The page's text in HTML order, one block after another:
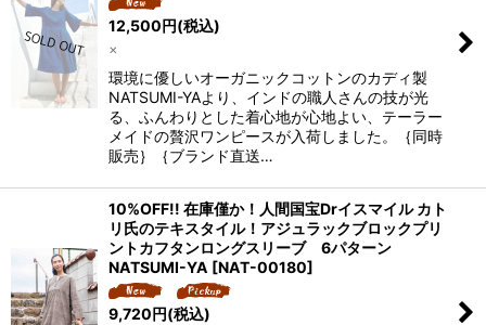
12,500円(税込)
×
環境に優しいオーガニックコットンのカディ製
NATSUMI-YAより、インドの職人さんの技が光
る、ふんわりとした着心地が心地よい、テーラー
メイドの贅沢ワンピースが入荷しました。｛同時
販売｝｛ブランド直送…
10%OFF!! 在庫僅か！人間国宝Drイスマイル カト
リ氏のテキスタイル！アジュラックブロックプリ
ントカフタンロングスリーブ 6パターン
NATSUMI-YA [NAT-00180]
9,720円(税込)